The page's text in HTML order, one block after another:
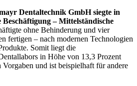
Dentaltechnik GmbH siegte in
– Mittelständische
ohne Behinderung und vier
fertigen – nach modernen Technologien
Somit liegt die
in Höhe von 13,3 Prozent
und ist beispielhaft für andere